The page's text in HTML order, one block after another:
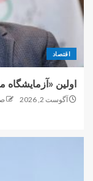
اقتصاد
اولین
آگوست 2, 2026